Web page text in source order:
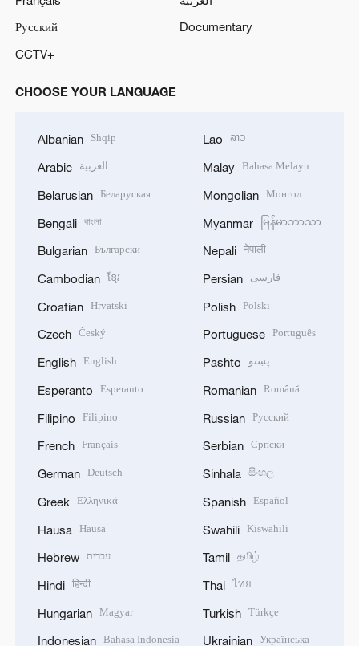
Русский
Documentary
CCTV+
CHOOSE YOUR LANGUAGE
Albanian Shqip
Arabic العربية
Belarusian Беларуская
Bengali বাংলা
Bulgarian Български
Cambodian ខ្មែរ
Croatian Hrvatski
Czech Český
English English
Esperanto Esperanto
Filipino Filipino
French Français
German Deutsch
Greek Ελληνικά
Hausa Hausa
Hebrew עברית
Hindi हिन्दी
Hungarian Magyar
Indonesian Bahasa Indonesia
Lao ລາວ
Malay Bahasa Melayu
Mongolian Монгол
Myanmar မြန်မာဘာသာ
Nepali नेपाली
Persian فارسی
Polish Polski
Portuguese Português
Pashto پښتو
Romanian Română
Russian Русский
Serbian Српски
Sinhala සිංහල
Spanish Español
Swahili Kiswahili
Tamil தமிழ்
Thai ไทย
Turkish Türkçe
Ukrainian Українська